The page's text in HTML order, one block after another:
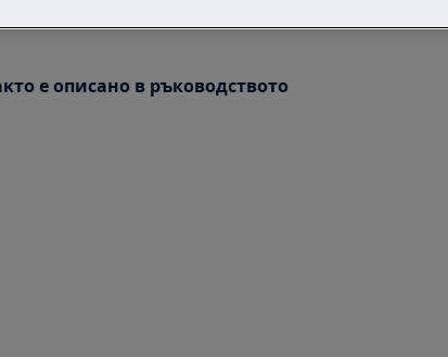
е описано в ръководството